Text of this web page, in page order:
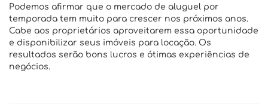
Podemos afirmar que o mercado de aluguel por
temporada tem muito para crescer nos próximos anos.
Cabe aos proprietários aproveitarem essa oportunidade
e disponibilizar seus imóveis para locação. Os
resultados serão bons lucros e ótimas experiências de
negócios.